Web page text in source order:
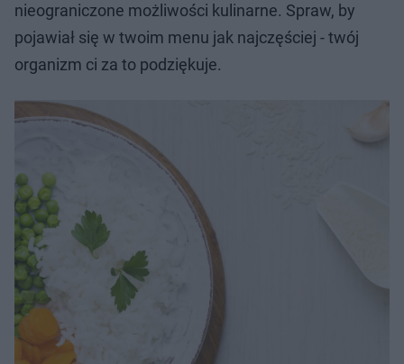
nieograniczone możliwości kulinarne. Spraw, by
pojawiał się w twoim menu jak najczęściej - twój
organizm ci za to podziękuje.